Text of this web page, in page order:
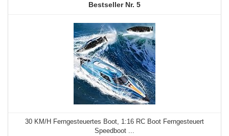
5
30 KM/H Ferngesteuertes Boot, 1:16 RC Boot Ferngesteuert
Speedboot ...